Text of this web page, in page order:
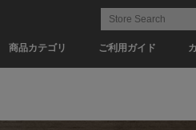
商品カテゴリ ご利用ガイド